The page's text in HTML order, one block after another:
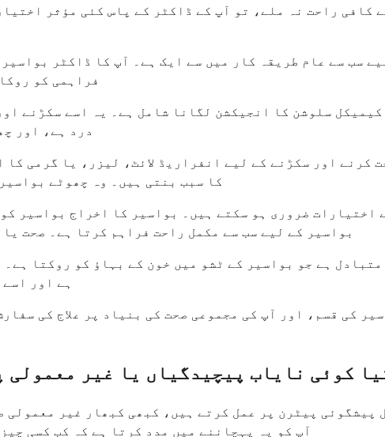
کافی راحت نہ ملے، تو آپ کے ڈاکٹر کے پاس کئی مؤثر
سب سے عام طریقہ کار میں سے ایک ہے۔ آپ کا ڈاکٹر
فراہمی کو
سلوشن کا انجیکشن لگانا شامل ہے۔ یہ اسے سکڑنے
درد ہے، اور
کرنے اور سکڑنے کے لیے انفراریڈ لائٹ، لیزر، یا گرمی
کا سبب بنتی ہیں۔ وہ چھوٹے
اختیارات ضروری ہو سکتے ہیں۔ بواسیر کا اخراج بواسیر
بواسیر کے لیے سب سے مکمل راحت فراہم کرتا ہے۔ صحت
ہے جو بواسیر کے ٹشو میں خون کے بہاؤ کو روکتا
ہے اور
کی قسم، اور آپ کی مجموعی صحت کی بنیاد پر علاج کی
کوئی نایاب پیچیدگیاں یا غیر
پیشگوئی پیٹرن پر عمل کرتے ہیں، کبھی کبھار غیر
آپ کو یہ پہچاننے میں مدد کرتا ہے کہ کب کسی